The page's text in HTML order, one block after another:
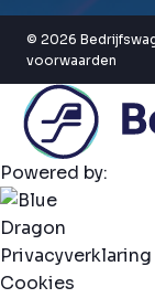
© 2026
voorwaarden
Powered by:
Privacyverklaring
Cookies